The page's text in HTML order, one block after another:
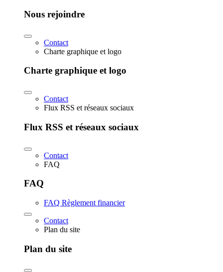
Nous rejoindre
Contact
Charte graphique et logo
Charte graphique et logo
Contact
Flux RSS et réseaux sociaux
Flux RSS et réseaux sociaux
Contact
FAQ
FAQ
FAQ Règlement financier
Contact
Plan du site
Plan du site